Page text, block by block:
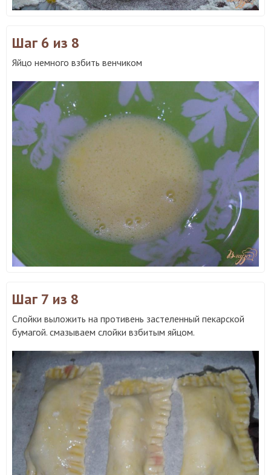
Шаг 6 из 8
Яйцо немного взбить венчиком
Шаг 7 из 8
Слойки выложить на противень застеленный пекарской
бумагой. смазываем слойки взбитым яйцом.